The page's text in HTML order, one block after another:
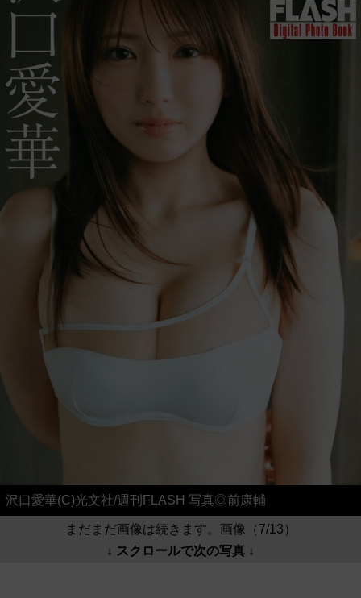
沢口愛華(C)光文社/週刊FLASH 写真◎前康輔
まだまだ画像は続きます。画像（7/13）
↓ スクロールで次の写真 ↓